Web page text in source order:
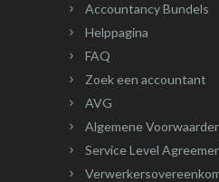
Accountancy Bundels
Helppagina
FAQ
Zoek een accountant
AVG
Algemene
Service Level